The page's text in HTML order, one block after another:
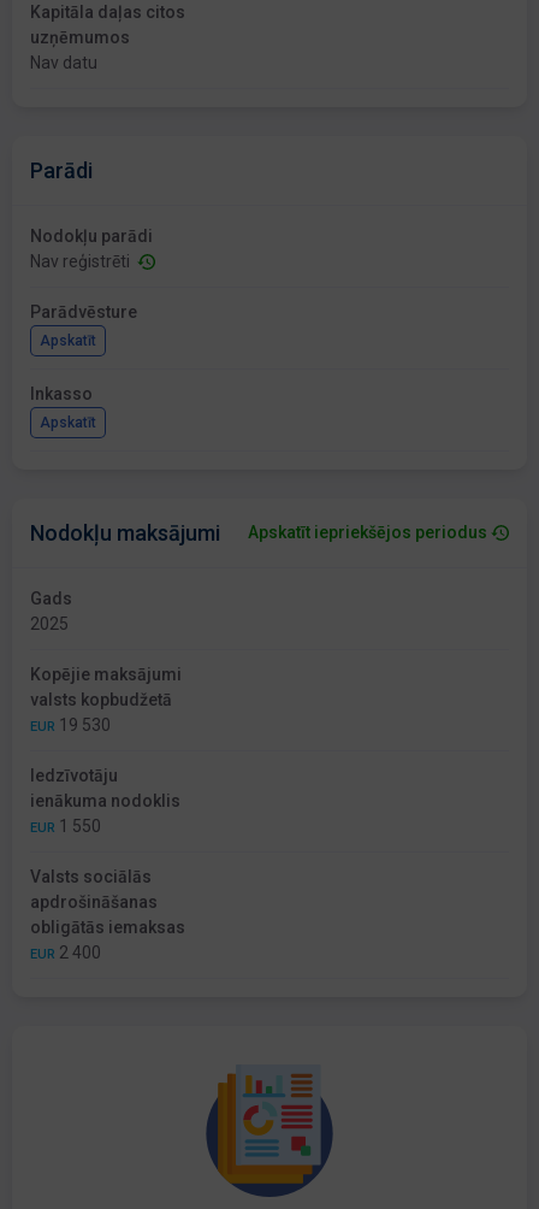
Kapitāla daļas citos
uzņēmumos
Nav datu
Parādi
Nodokļu parādi
Nav reģistrēti
Parādvēsture
Apskatīt
Inkasso
Apskatīt
Nodokļu maksājumi Apskatīt iepriekšējos periodus
Gads
2025
Kopējie maksājumi
valsts kopbudžetā
EUR 19 530
Iedzīvotāju
ienākuma nodoklis
EUR 1 550
Valsts sociālās
apdrošināšanas
obligātās iemaksas
EUR 2 400